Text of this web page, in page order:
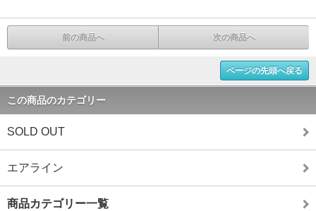
前の商品へ 次の商品へ
ページの先頭へ戻る
この商品のカテゴリー
SOLD OUT
エアライン
商品カテゴリー一覧